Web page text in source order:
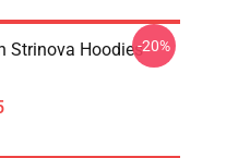
Strinova Hoodies-20%